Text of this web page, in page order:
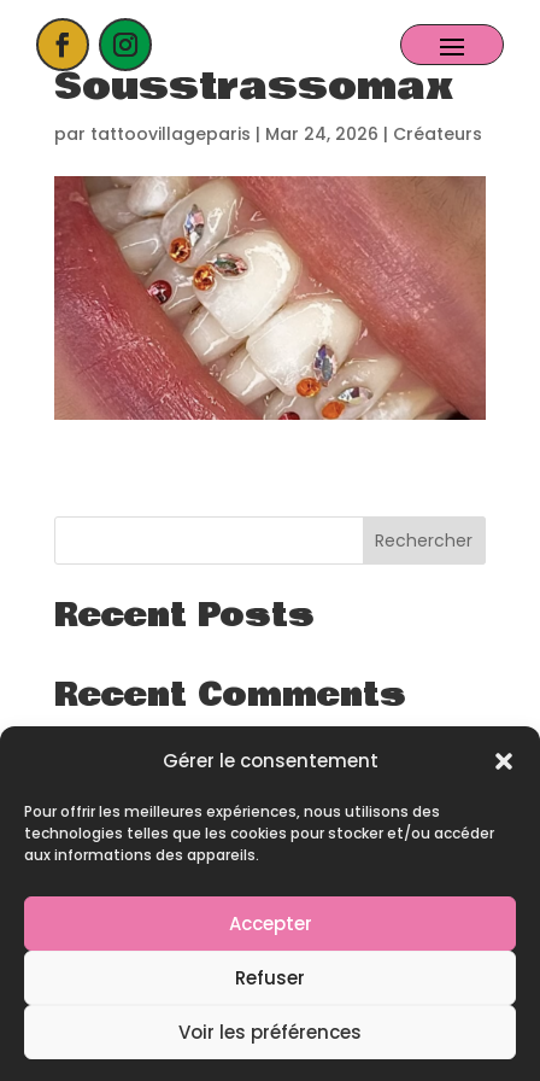
Gérer le consentement
Pour offrir les meilleures expériences, nous utilisons des
technologies telles que les cookies pour stocker et/ou accéder
aux informations des appareils.
Accepter
Refuser
Voir les préférences
ACCUEIL
PROCHAIN EVENT
CANDIDATER
NOS EXPOSANTS
CONTACT
PARTENAIRES
Sousstrassomax
par tattoovillageparis | Mar 24, 2026 | Créateurs
Rechercher
Recent Posts
Recent Comments
© 2026 – All rights reserved – Site développé par
Contact|Mentions Légales